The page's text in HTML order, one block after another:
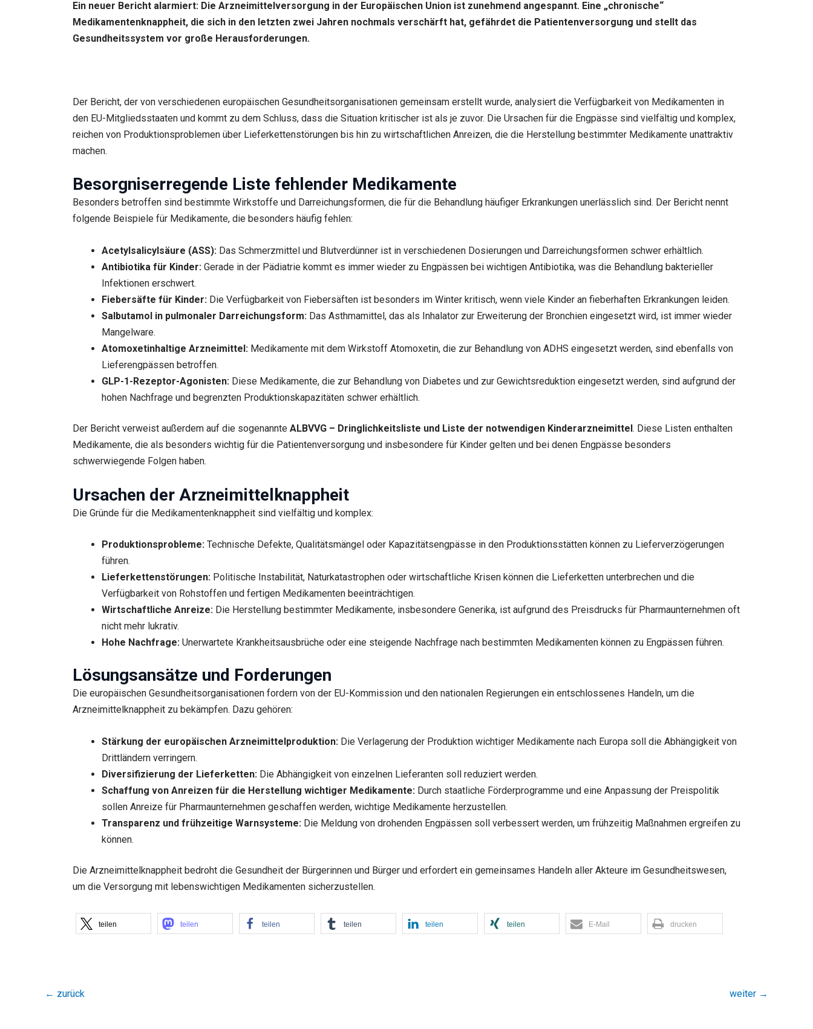
Ein neuer Bericht alarmiert: Die Arzneimittelversorgung in der Europäischen Union ist zunehmend angespannt. Eine „chronische“
Medikamentenknappheit, die sich in den letzten zwei Jahren nochmals verschärft hat, gefährdet die Patientenversorgung und stellt das
Gesundheitssystem vor große Herausforderungen.
Der Bericht, der von verschiedenen europäischen Gesundheitsorganisationen gemeinsam erstellt wurde, analysiert die Verfügbarkeit von Medikamenten in
den EU-Mitgliedsstaaten und kommt zu dem Schluss, dass die Situation kritischer ist als je zuvor. Die Ursachen für die Engpässe sind vielfältig und komplex,
reichen von Produktionsproblemen über Lieferkettenstörungen bis hin zu wirtschaftlichen Anreizen, die die Herstellung bestimmter Medikamente unattraktiv
machen.
Besorgniserregende Liste fehlender Medikamente
Besonders betroffen sind bestimmte Wirkstoffe und Darreichungsformen, die für die Behandlung häufiger Erkrankungen unerlässlich sind. Der Bericht nennt
folgende Beispiele für Medikamente, die besonders häufig fehlen:
Acetylsalicylsäure (ASS): Das Schmerzmittel und Blutverdünner ist in verschiedenen Dosierungen und Darreichungsformen schwer erhältlich.
Antibiotika für Kinder: Gerade in der Pädiatrie kommt es immer wieder zu Engpässen bei wichtigen Antibiotika, was die Behandlung bakterieller
Infektionen erschwert.
Fiebersäfte für Kinder: Die Verfügbarkeit von Fiebersäften ist besonders im Winter kritisch, wenn viele Kinder an fieberhaften Erkrankungen leiden.
Salbutamol in pulmonaler Darreichungsform: Das Asthmamittel, das als Inhalator zur Erweiterung der Bronchien eingesetzt wird, ist immer wieder
Mangelware.
Atomoxetinhaltige Arzneimittel: Medikamente mit dem Wirkstoff Atomoxetin, die zur Behandlung von ADHS eingesetzt werden, sind ebenfalls von
Lieferengpässen betroffen.
GLP-1-Rezeptor-Agonisten: Diese Medikamente, die zur Behandlung von Diabetes und zur Gewichtsreduktion eingesetzt werden, sind aufgrund der
hohen Nachfrage und begrenzten Produktionskapazitäten schwer erhältlich.
Der Bericht verweist außerdem auf die sogenannte ALBVVG – Dringlichkeitsliste und Liste der notwendigen Kinderarzneimittel. Diese Listen enthalten
Medikamente, die als besonders wichtig für die Patientenversorgung und insbesondere für Kinder gelten und bei denen Engpässe besonders
schwerwiegende Folgen haben.
Ursachen der Arzneimittelknappheit
Die Gründe für die Medikamentenknappheit sind vielfältig und komplex:
Produktionsprobleme: Technische Defekte, Qualitätsmängel oder Kapazitätsengpässe in den Produktionsstätten können zu Lieferverzögerungen
führen.
Lieferkettenstörungen: Politische Instabilität, Naturkatastrophen oder wirtschaftliche Krisen können die Lieferketten unterbrechen und die
Verfügbarkeit von Rohstoffen und fertigen Medikamenten beeinträchtigen.
Wirtschaftliche Anreize: Die Herstellung bestimmter Medikamente, insbesondere Generika, ist aufgrund des Preisdrucks für Pharmaunternehmen oft
nicht mehr lukrativ.
Hohe Nachfrage: Unerwartete Krankheitsausbrüche oder eine steigende Nachfrage nach bestimmten Medikamenten können zu Engpässen führen.
Lösungsansätze und Forderungen
Die europäischen Gesundheitsorganisationen fordern von der EU-Kommission und den nationalen Regierungen ein entschlossenes Handeln, um die
Arzneimittelknappheit zu bekämpfen. Dazu gehören:
Stärkung der europäischen Arzneimittelproduktion: Die Verlagerung der Produktion wichtiger Medikamente nach Europa soll die Abhängigkeit von
Drittländern verringern.
Diversifizierung der Lieferketten: Die Abhängigkeit von einzelnen Lieferanten soll reduziert werden.
Schaffung von Anreizen für die Herstellung wichtiger Medikamente: Durch staatliche Förderprogramme und eine Anpassung der Preispolitik
sollen Anreize für Pharmaunternehmen geschaffen werden, wichtige Medikamente herzustellen.
Transparenz und frühzeitige Warnsysteme: Die Meldung von drohenden Engpässen soll verbessert werden, um frühzeitig Maßnahmen ergreifen zu
können.
Die Arzneimittelknappheit bedroht die Gesundheit der Bürgerinnen und Bürger und erfordert ein gemeinsames Handeln aller Akteure im Gesundheitswesen,
um die Versorgung mit lebenswichtigen Medikamenten sicherzustellen.
teilen teilen teilen teilen teilen teilen E-Mail drucken
← zurück weiter →